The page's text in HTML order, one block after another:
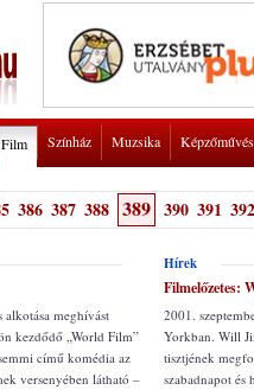
Film Színház Muzsika
386 387 388 389 390 391 392
alkotása meghívást
kezdődő „World Film”
című komédia az
versenyében látható –
Hírek
Filmelőzetes:
2001.
Yorkban. Will
tisztjének
szabadnapot